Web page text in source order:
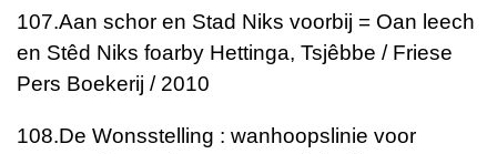
107.Aan schor en Stad Niks voorbij = Oan leech
en Stêd Niks foarby Hettinga, Tsjêbbe / Friese
Pers Boekerij / 2010
108.De Wonsstelling : wanhoopslinie voor